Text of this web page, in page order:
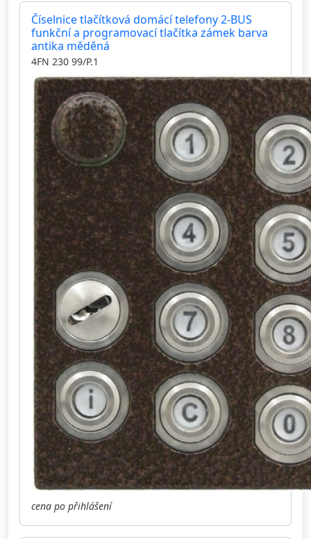
Číselnice tlačítková domácí telefony 2-BUS
funkční a programovací tlačítka zámek barva
antika měděná
4FN 230 99/P.1
cena po přihlášení